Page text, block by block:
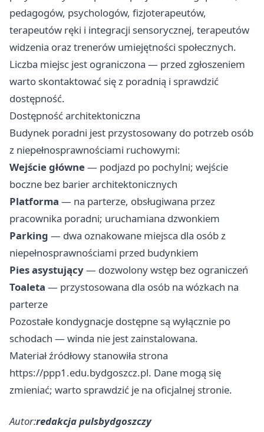
pedagogów, psychologów, fizjoterapeutów,
terapeutów ręki i integracji sensorycznej, terapeutów
widzenia oraz trenerów umiejętności społecznych.
Liczba miejsc jest ograniczona — przed zgłoszeniem
warto skontaktować się z poradnią i sprawdzić
dostępność.
Dostępność architektoniczna
Budynek poradni jest przystosowany do potrzeb osób
z niepełnosprawnościami ruchowymi:
Wejście główne— podjazd po pochylni; wejście
boczne bez barier architektonicznych
Platforma — na parterze, obsługiwana przez
pracownika poradni; uruchamiana dzwonkiem
Parking — dwa oznakowane miejsca dla osób z
niepełnosprawnościami przed budynkiem
Pies asystujący— dozwolony wstęp bez ograniczeń
Toaleta — przystosowana dla osób na wózkach na
parterze
Pozostałe kondygnacje dostępne są wyłącznie po
schodach — winda nie jest zainstalowana.
Materiał źródłowy stanowiła strona
https://ppp1.edu.bydgoszcz.pl. Dane mogą się
zmieniać; warto sprawdzić je na oficjalnej stronie.
Autor:redakcja pulsbydgoszczy